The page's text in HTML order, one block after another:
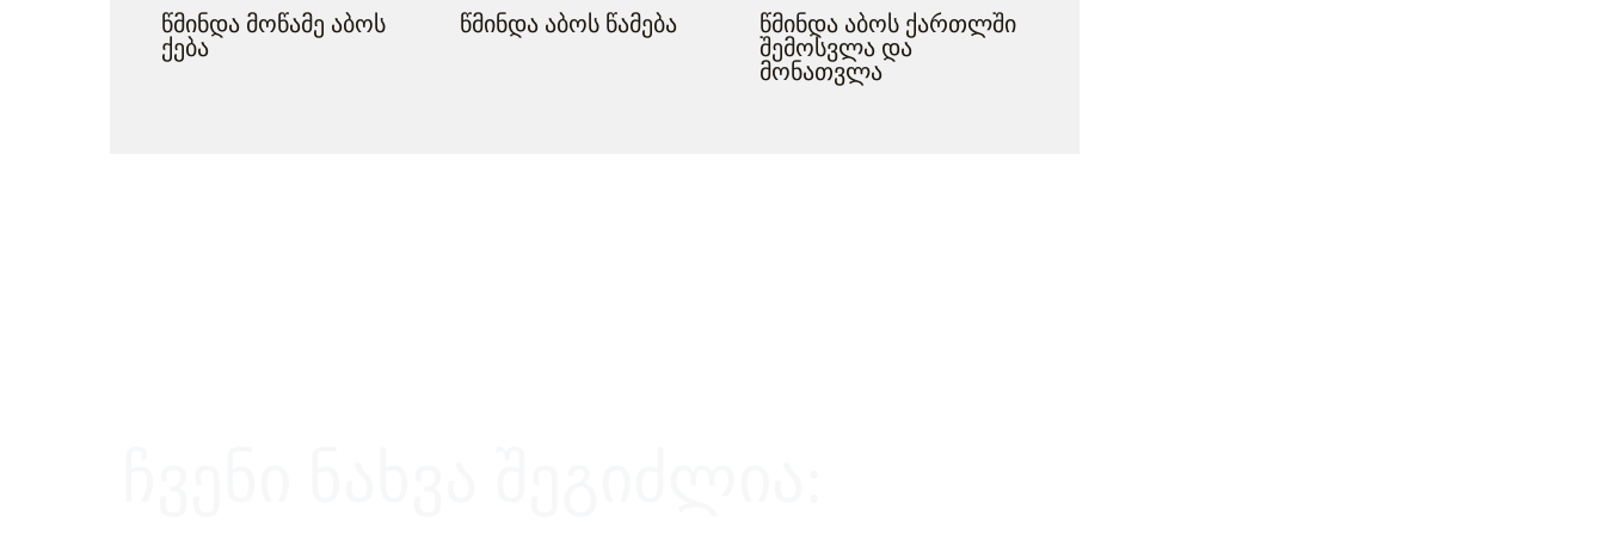
წმინდა მოწამე აბოს
ქება
წმინდა აბოს წამება
წმინდა აბოს ქართლში
შემოსვლა და
მონათვლა